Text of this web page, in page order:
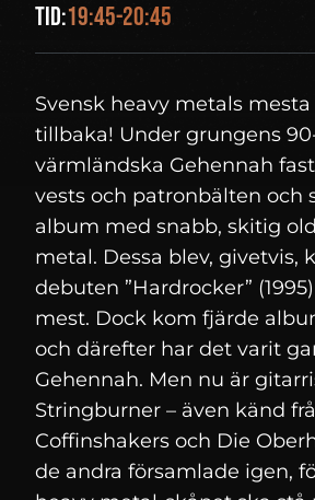
Tid:19:45-20:45
Svensk heavy metals
tillbaka! Under grungens
värmländska Gehennah
vests och patronbälten och
album med snabb, skitig
metal. Dessa blev, givetvis,
debuten ”Hardrocker”
mest. Dock kom fjärde
och därefter har det varit
Gehennah. Men nu är
Stringburner – även känd
Coffinshakers och Die
de andra församlade igen,